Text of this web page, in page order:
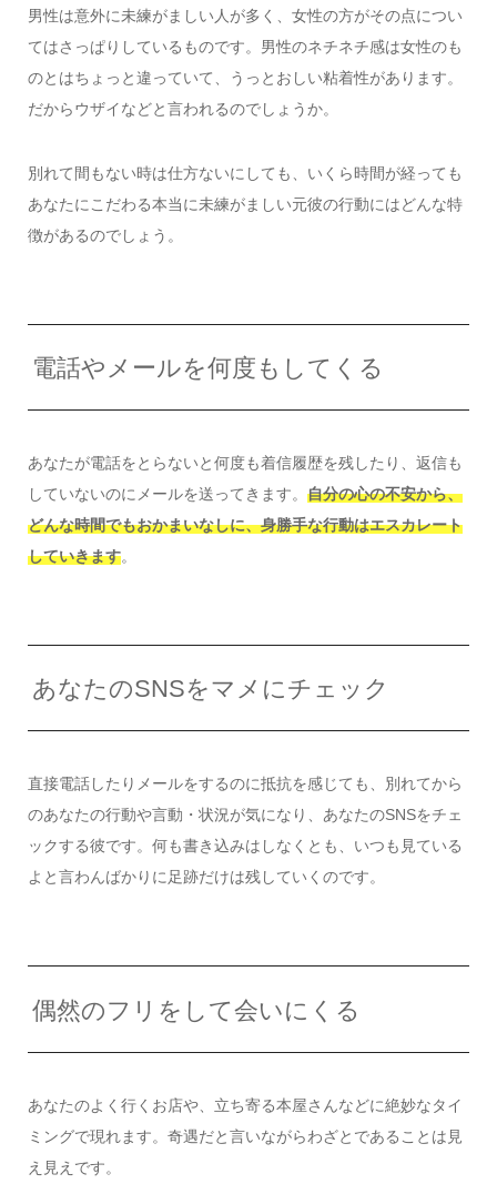
男性は意外に未練がましい人が多く、女性の方がその点につい
てはさっぱりしているものです。男性のネチネチ感は女性のも
のとはちょっと違っていて、うっとおしい粘着性があります。
だからウザイなどと言われるのでしょうか。
別れて間もない時は仕方ないにしても、いくら時間が経っても
あなたにこだわる本当に未練がましい元彼の行動にはどんな特
徴があるのでしょう。
電話やメールを何度もしてくる
あなたが電話をとらないと何度も着信履歴を残したり、返信も
していないのにメールを送ってきます。 自分の心の不安から、
どんな時間でもおかまいなしに、身勝手な行動はエスカレート
していきます。
あなたのSNSをマメにチェック
直接電話したりメールをするのに抵抗を感じても、別れてから
のあなたの行動や言動・状況が気になり、あなたのSNSをチェ
ックする彼です。何も書き込みはしなくとも、いつも見ている
よと言わんばかりに足跡だけは残していくのです。
偶然のフリをして会いにくる
あなたのよく行くお店や、立ち寄る本屋さんなどに絶妙なタイ
ミングで現れます。奇遇だと言いながらわざとであることは見
え見えです。